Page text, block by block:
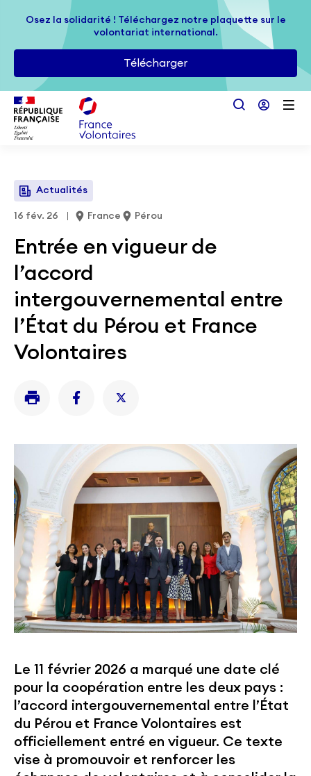
Passer au contenu principal
Osez la solidarité ! Téléchargez notre plaquette sur le
volontariat international.
Télécharger
Osez la solidarité ! Téléchargez notre plaquette sur le
volontariat international.
Télécharger
Actualités
16 fév. 26 France Pérou
Entrée en vigueur de
l’accord
intergouvernemental entre
l’État du Pérou et France
Volontaires
Le 11 février 2026 a marqué une date clé
pour la coopération entre les deux pays :
l’accord intergouvernemental entre l’État
du Pérou et France Volontaires est
officiellement entré en vigueur. Ce texte
vise à promouvoir et renforcer les